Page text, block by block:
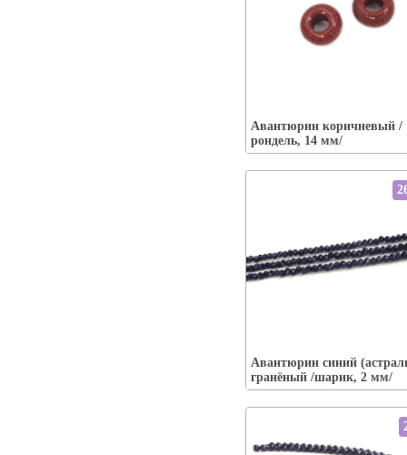
Авантюрин коричневый /
рондель, 14 мм/
В корзину
Авантюрин синий
гранёный /шарик, 2 мм/
В корзину